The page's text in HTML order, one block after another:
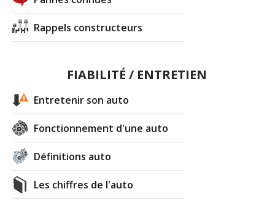
Rappels constructeurs
FIABILITÉ / ENTRETIEN
Entretenir son auto
Fonctionnement d'une auto
Définitions auto
Les chiffres de l'auto